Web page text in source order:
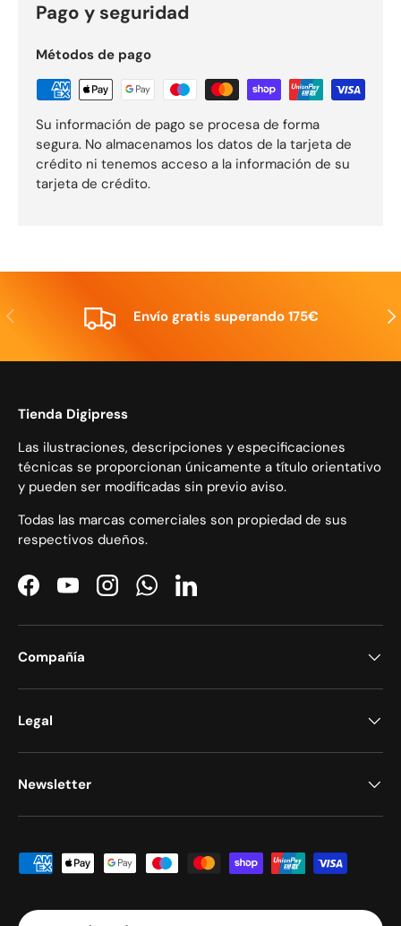
Pago y seguridad
Métodos de pago
Su información de pago se procesa de forma
segura. No almacenamos los datos de la tarjeta de
crédito ni tenemos acceso a la información de su
tarjeta de crédito.
Anterior Envío gratis superando 175€
Tienda Digipress
Las ilustraciones, descripciones y especificaciones
técnicas se proporcionan únicamente a título orientativo
y pueden ser modificadas sin previo aviso.
Todas las marcas comerciales son propiedad de sus
respectivos dueños.
FacebookYouTubeInstagramWhatsAppLinkedIn
Compañía
Legal
Newsletter
Formas de pago aceptadas
País/Región